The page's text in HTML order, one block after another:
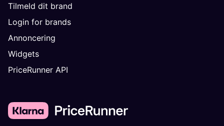
Tilmeld dit brand
Login for brands
Annoncering
Widgets
PriceRunner API